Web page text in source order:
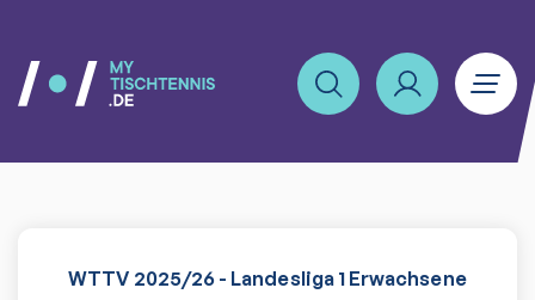
WTTV 2025/26 - Landesliga 1 Erwachsene